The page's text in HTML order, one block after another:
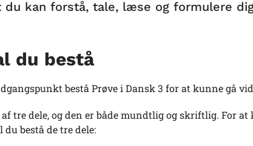
du kan forstå, tale, læse og formulere
du bestå
bestå Prøve i Dansk 3 for at kunne gå
af tre dele, og den er både mundtlig og skriftlig. For
bestå de tre dele: